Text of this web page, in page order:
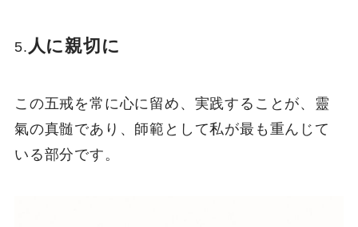
5. 人に親切に
この五戒を常に心に留め、実践することが、靈
氣の真髄であり、師範として私が最も重んじて
いる部分です。